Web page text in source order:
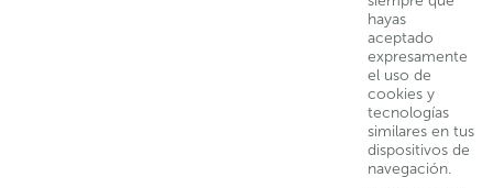
hayas
aceptado
expresamente
el uso de
cookies y
tecnologías
similares en tus
dispositivos de
navegación.